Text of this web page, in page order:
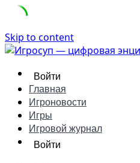
Skip to content
Войти
Главная
Игроновости
Игры
Игровой журнал
Войти